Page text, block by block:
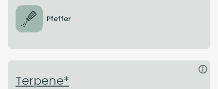
Pfeffer
Terpene*
i